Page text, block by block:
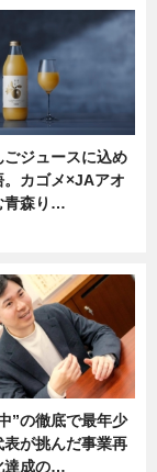
ごジュースに込め
。カゴメ×JAアオ
青森り…
”の徹底で最年少
表が挑んだ事業再
達成の…